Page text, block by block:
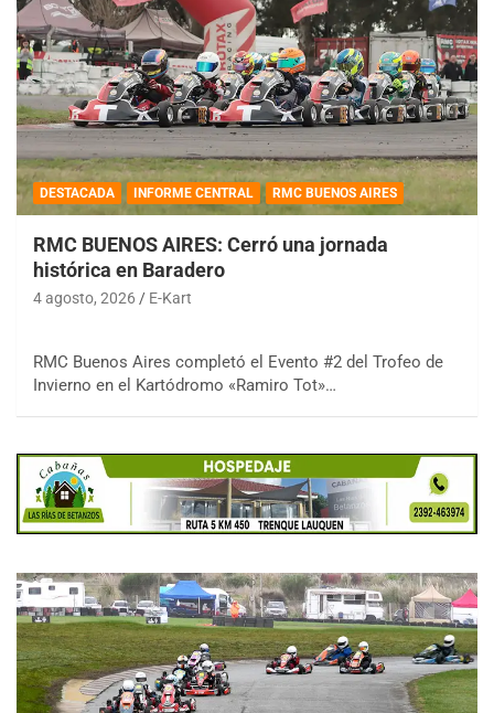
DESTACADA INFORME CENTRAL RMC BUENOS AIRES
RMC BUENOS AIRES: Cerró una jornada
histórica en Baradero
4 agosto, 2026 E-Kart
RMC Buenos Aires completó el Evento #2 del Trofeo de
Invierno en el Kartódromo «Ramiro Tot»…